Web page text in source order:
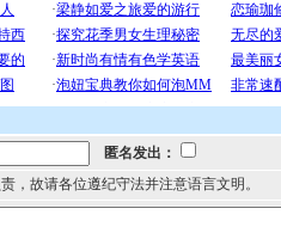
匿名发出：
，故请各位遵纪守法并注意语言文明。